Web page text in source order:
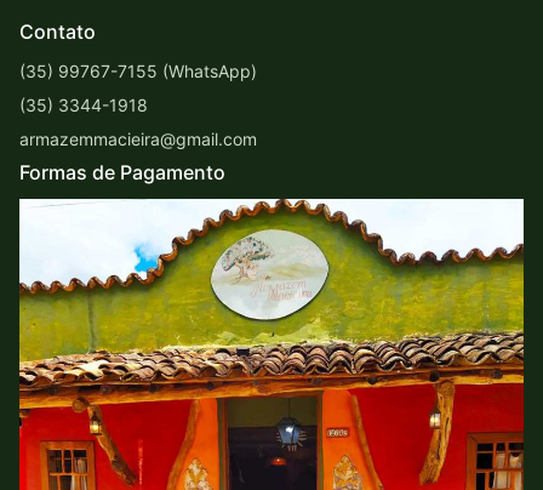
Contato
(35) 99767-7155 (WhatsApp)
(35) 3344-1918
armazemmacieira@gmail.com
Formas de Pagamento